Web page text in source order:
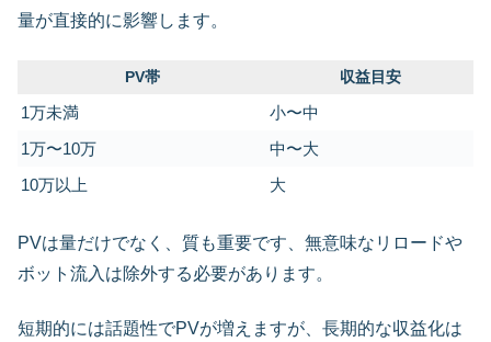
量が直接的に影響します。
PV帯 収益目安
1万未満
小〜中
1万〜10万
中〜大
10万以上
大
PVは量だけでなく、質も重要です、無意味なリロードや
ボット流入は除外する必要があります。
短期的には話題性でPVが増えますが、長期的な収益化は